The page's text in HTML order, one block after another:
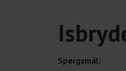
Spørgsmål: